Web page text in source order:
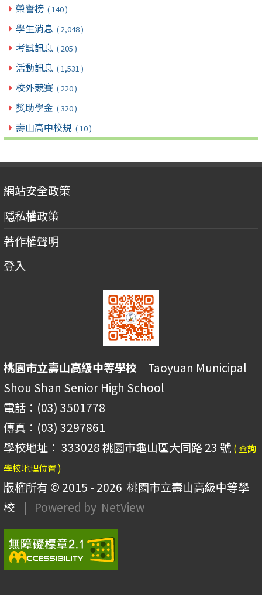
榮譽榜 ( 140 )
學生消息 ( 2,048 )
考試訊息 ( 205 )
活動訊息 ( 1,531 )
校外競賽 ( 220 )
獎助學金 ( 320 )
壽山高中校規 ( 10 )
網站安全政策
隱私權政策
著作權聲明
登入
桃園市立壽山高級中等學校 Taoyuan Municipal
Shou Shan Senior High School
電話：(03) 3501778
傳真：(03) 3297861
學校地址： 333028 桃園市龜山區大同路 23 號 ( 查詢
學校地理位置 )
版權所有 © 2015 - 2026 桃園市立壽山高級中等學
校
| Powered by NetView